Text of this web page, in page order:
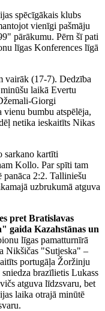
spēcīgākais klubs
vienīgi pašmāju
pārākumu. Pērn šī pati
līgas Konferences līgā
vairāk (17-7). Dedzība
laikā Evertu
Giorgi
bumbu atspēlēja,
netika ieskaitīts Nikas
sarkano kartīti
Kollo. Par spīti tam
2:2. Talliniešu
uzbrukumā atguva
pret Bratislavas
gaida Kazahstānas un
līgas pamatturnīrā
Nikšičas "Sutjeska" –
portugāļa Žoržinju
brazīlietis Lukass
atguva līdzsvaru, bet
laika otrajā minūtē